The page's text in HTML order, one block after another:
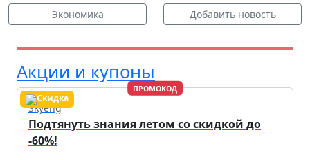
Экономика Добавить новость
Акции и купоны
ПРОМОКОД
Skyeng
Подтянуть знания летом со скидкой до
-60%!